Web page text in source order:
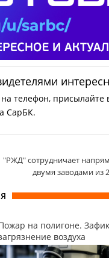
телефон, присылайте
СарБК.
"РЖД" сотрудничает
двумя заводами из
на полигоне.
воздуха